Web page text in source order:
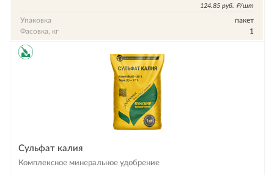
124.85 руб. ₽/шт
Упаковка
пакет
Фасовка, кг
1
Сульфат калия
Комплексное минеральное удобрение